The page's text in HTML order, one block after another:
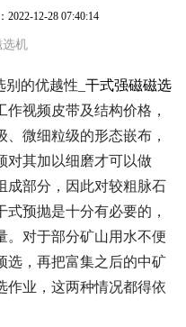
2022-12-28 07:40:14
选机
的优越性_ 干式强磁磁选
视频皮带及结构价格，
微细粒级的形态嵌布，
对其加以细磨才可以做
成部分，因此对较粗脉石
预抛是十分有必要的，
。对于部分矿山用水不便
选，再把富集之后的中矿
作业，这两种情况都得依